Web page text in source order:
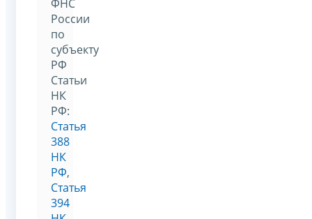
ФНС
России
по
субъекту
РФ
Статьи
НК
РФ:
Статья
388
НК
РФ,
Статья
394